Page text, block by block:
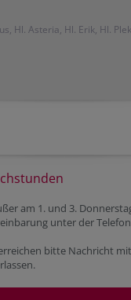
Hl. Asteria, Hl. Erik, Hl.
am 1. und 3.
unter der
bitte Nachricht